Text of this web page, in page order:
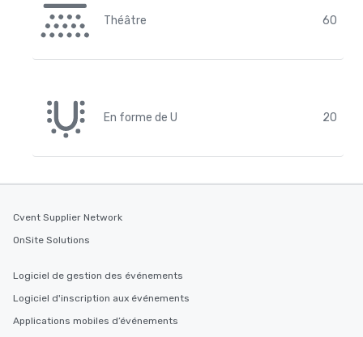
Théâtre 60
En forme de U 20
Cvent Supplier Network
OnSite Solutions
Logiciel de gestion des événements
Logiciel d'inscription aux événements
Applications mobiles d’événements